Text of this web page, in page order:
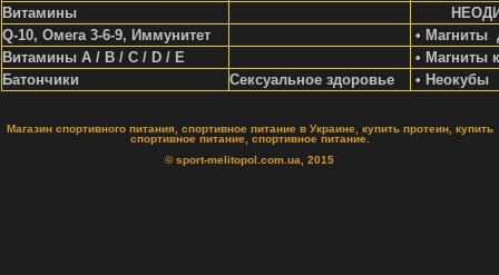
Витамины
Q-10, Омега 3-6-9, Иммунитет
• Магниты
Витамины A / В / С / D / Е
• Магниты
Батончики
Сексуальное здоровье • Неокубы
Магазин спортивного питания, спортивное питание в Украине, купить протеин, купить
спортивное питание, спортивное питание.
© sport-melitopol.com.ua, 2015